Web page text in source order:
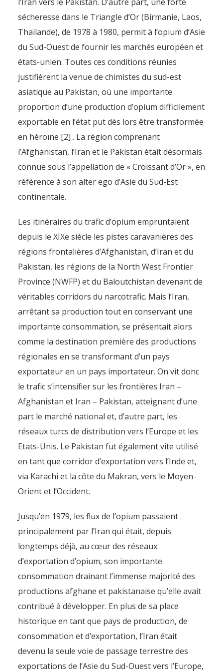
sécheresse dans le Triangle d’Or (Birmanie, Laos,
Thaïlande), de 1978 à 1980, permit à l’opium d’Asie
du Sud-Ouest de fournir les marchés européen et
états-unien. Toutes ces conditions réunies
justifièrent la venue de chimistes du sud-est
asiatique au Pakistan, où une importante
proportion d’une production d’opium difficilement
exportable en l’état put dès lors être transformée
en héroïne [2] . La région comprenant
l’Afghanistan, l’Iran et le Pakistan était désormais
connue sous l’appellation de « Croissant d’Or », en
référence à son alter ego d’Asie du Sud-Est
continentale.
Les itinéraires du trafic d’opium empruntaient
depuis le XIXe siècle les pistes caravanières des
régions frontalières d’Afghanistan, d’Iran et du
Pakistan, les régions de la North West Frontier
Province (NWFP) et du Baloutchistan devenant de
véritables corridors du narcotrafic. Mais l’Iran,
arrêtant sa production tout en conservant une
importante consommation, se présentait alors
comme la destination première des productions
régionales en se transformant d’un pays
exportateur en un pays importateur. On vit donc
le trafic s’intensifier sur les frontières Iran –
Afghanistan et Iran – Pakistan, atteignant d’une
part le marché national et, d’autre part, les
réseaux turcs de distribution vers l’Europe et les
Etats-Unis. Le Pakistan fut également vite utilisé
en tant que corridor d’exportation vers l’Inde et,
via Karachi et la côte du Makran, vers le Moyen-
Orient et l’Occident.
Jusqu’en 1979, les flux de l’opium passaient
principalement par l’Iran qui était, depuis
longtemps déjà, au cœur des réseaux
d’exportation d’opium, son importante
consommation drainant l’immense majorité des
productions afghane et pakistanaise qu’elle avait
contribué à développer. En plus de sa place
historique en tant que pays de production, de
consommation et d’exportation, l’Iran était
devenu la seule voie de passage terrestre des
exportations de l’Asie du Sud-Ouest vers l’Europe,